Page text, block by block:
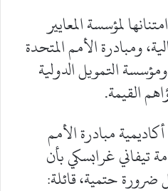
لمؤسسة المعايير
ومبادرة الأمم المتحدة
التمويل الدولية
القيمة.
مبادرة الأمم
تيفاني غرابسكي بأن
ضرورة حتمية، قائلة: